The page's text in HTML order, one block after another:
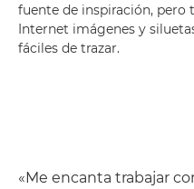
fuente de inspiración, pero
Internet imágenes y
fáciles de trazar.
«Me encanta trabajar